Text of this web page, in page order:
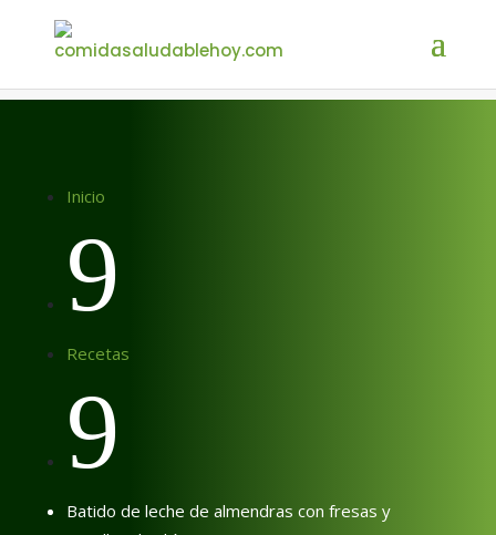
Inicio
9
Recetas
9
Batido de leche de almendras con fresas y